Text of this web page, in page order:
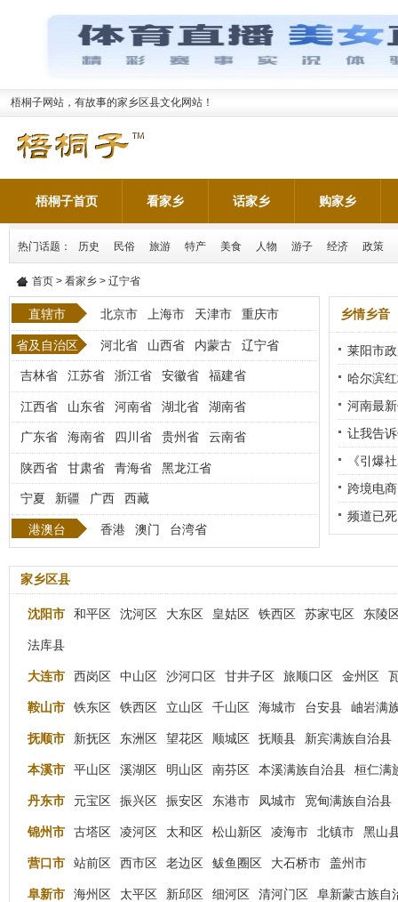
梧桐子网站，有故事的家乡区县文化网站！
梧桐子首页 看家乡 话家乡 购家乡
热门话题： 历史 民俗 旅游 特产 美食 人物 游子 经济 政策
首页 > 看家乡 > ‬辽宁省
直辖市 北京市 上海市 天津市 重庆市
省及自治区 河北省 山西省 内蒙古 辽宁省
吉林省 江苏省 浙江省 安徽省 福建省
江西省 山东省 河南省 湖北省 湖南省
广东省 海南省 四川省 贵州省 云南省
陕西省 甘肃省 青海省 黑龙江省
宁夏 新疆 广西 西藏
港澳台 香港 澳门 台湾省
乡情乡音
莱阳市
哈尔滨
河南最
让我告
《引爆
区]
跨境电
频道已
家乡区县
沈阳市 和平区 沈河区 大东区 皇姑区 铁西区 苏家屯区 东陵
法库县
大连市 西岗区 中山区 沙河口区 甘井子区 旅顺口区 金州区
鞍山市 铁东区 铁西区 立山区 千山区 海城市 台安县 岫岩满
抚顺市 新抚区 东洲区 望花区 顺城区 抚顺县 新宾满族自治县
本溪市 平山区 溪湖区 明山区 南芬区 本溪满族自治县 桓仁满
丹东市 元宝区 振兴区 振安区 东港市 凤城市 宽甸满族自治县
锦州市 古塔区 凌河区 太和区 松山新区 凌海市 北镇市 黑山
营口市 站前区 西市区 老边区 鲅鱼圈区 大石桥市 盖州市
阜新市 海州区 太平区 新邱区 细河区 清河门区 阜新蒙古族自